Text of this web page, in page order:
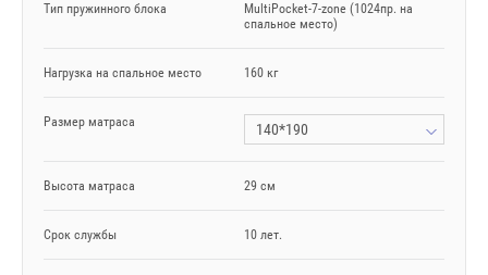
Тип пружинного блока
MultiPocket-7-zone (1024пр. на
спальное место)
Нагрузка на спальное место 160 кг
Размер матраса 140*190
Высота матраса 29 см
Срок службы 10 лет.